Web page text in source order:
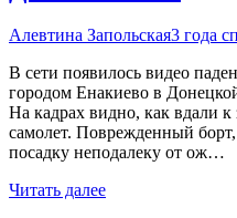
Алевтина Запольская3 года
В сети появилось видео
городом Енакиево в
На кадрах видно, как вдали
самолет. Поврежденный
посадку неподалеку от ож…
Читать далее